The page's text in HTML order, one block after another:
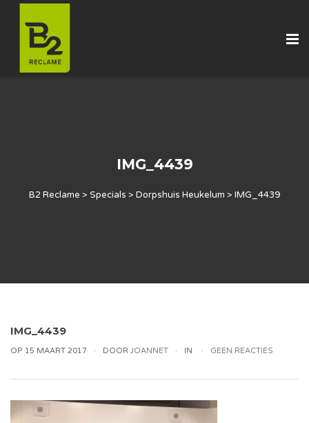
IMG_4439
B2 Reclame > Specials > Dorpshuis Heukelum > IMG_4439
IMG_4439
OP 15 MAART 2017 DOOR JOANNET IN GEEN REACTIES